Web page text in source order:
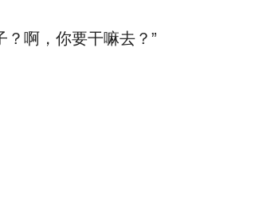
啊，你要干嘛去？”